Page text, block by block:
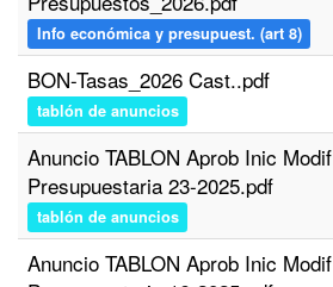
Info económica y presupuest. (art 8)
BON-Tasas_2026 Cast..pdf
tablón de anuncios
Anuncio TABLON Aprob Inic Modif
Presupuestaria 23-2025.pdf
tablón de anuncios
Anuncio TABLON Aprob Inic Modif